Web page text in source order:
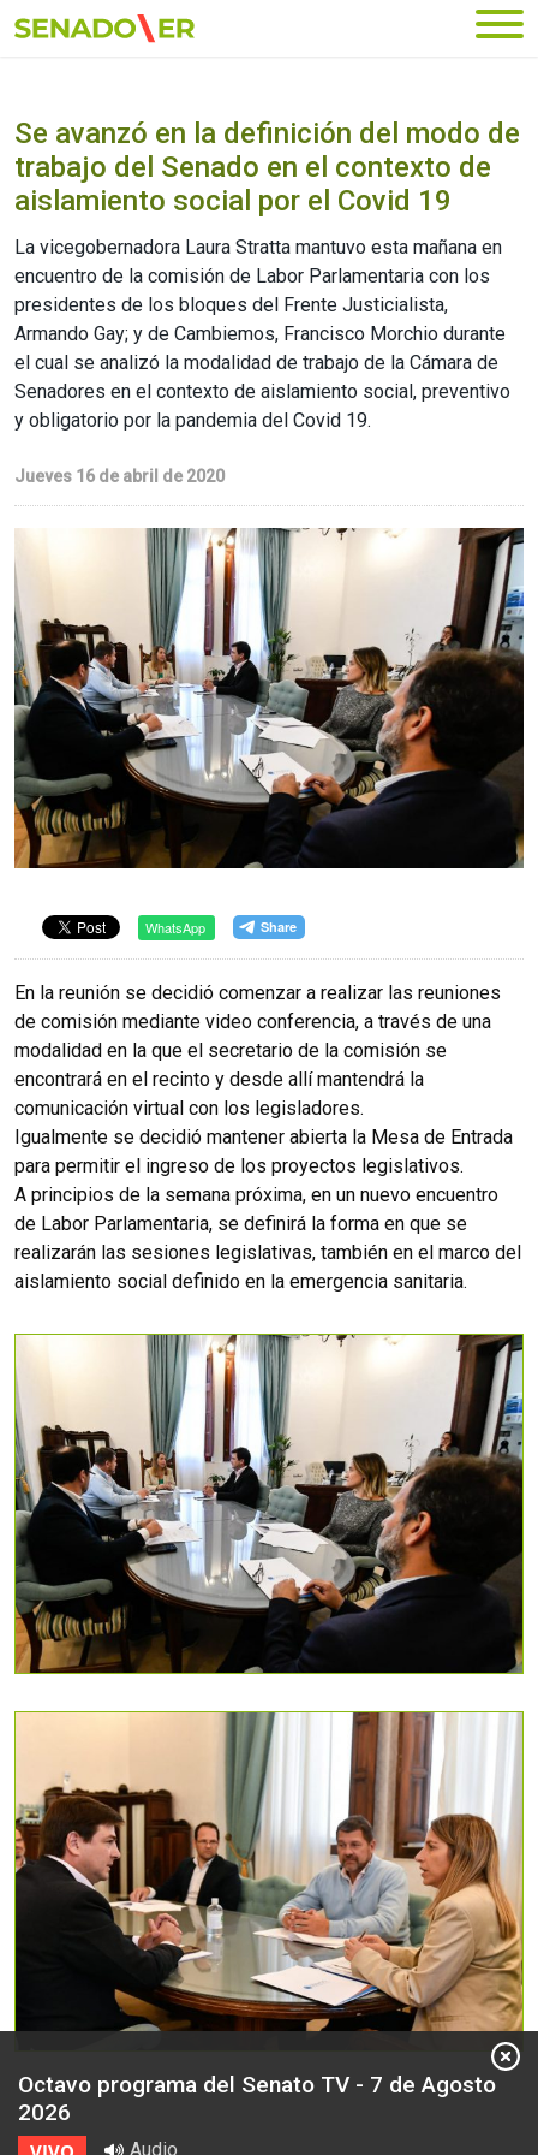
Ir al menú principal
Se avanzó en la definición del modo de
trabajo del Senado en el contexto de
aislamiento social por el Covid 19
La vicegobernadora Laura Stratta mantuvo esta mañana en
encuentro de la comisión de Labor Parlamentaria con los
presidentes de los bloques del Frente Justicialista,
Armando Gay; y de Cambiemos, Francisco Morchio durante
el cual se analizó la modalidad de trabajo de la Cámara de
Senadores en el contexto de aislamiento social, preventivo
y obligatorio por la pandemia del Covid 19.
Jueves 16 de abril de 2020
WhatsApp
En la reunión se decidió comenzar a realizar las reuniones
de comisión mediante video conferencia, a través de una
modalidad en la que el secretario de la comisión se
encontrará en el recinto y desde allí mantendrá la
comunicación virtual con los legisladores.
Igualmente se decidió mantener abierta la Mesa de Entrada
para permitir el ingreso de los proyectos legislativos.
A principios de la semana próxima, en un nuevo encuentro
de Labor Parlamentaria, se definirá la forma en que se
realizarán las sesiones legislativas, también en el marco del
aislamiento social definido en la emergencia sanitaria.
Octavo programa del Senato TV - 7 de Agosto
2026
Audio